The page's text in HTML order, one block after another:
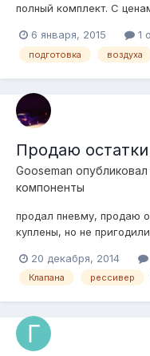
полный комплект. С
6 января, 2015
1
подготовка воздуха
Продаю остатки
Gooseman
компоненты
продал пневму, продаю
куплены, но не
б\у, чистые , рабочие) -1
клиренса (новый с
20 декабря, 2014
Клапана рессивер